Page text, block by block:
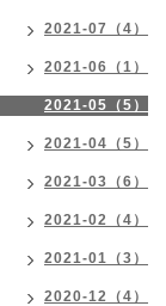
2021-07（4）
2021-06（1）
2021-05（5）
2021-04（5）
2021-03（6）
2021-02（4）
2021-01（3）
2020-12（4）